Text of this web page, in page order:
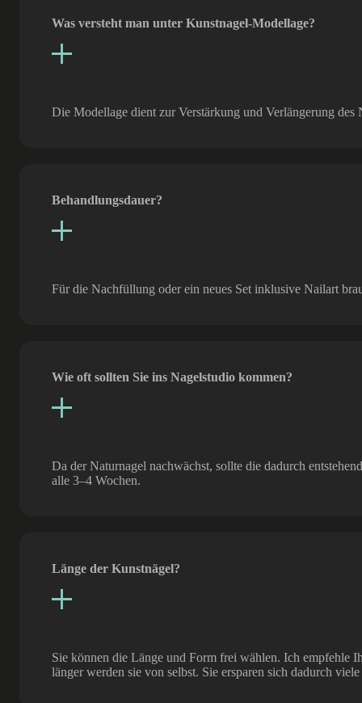
Was versteht man unter Kunstnagel-Modellage?
Die Modellage dient zur Verstärkung und Verlängerung
Behandlungsdauer?
Für die Nachfüllung oder ein neues Set inklusive Nailart
Wie oft sollten Sie ins Nagelstudio kommen?
Da der Naturnagel nachwächst, sollte die dadurch
alle 3–4 Wochen.
Länge der Kunstnägel?
Sie können die Länge und Form frei wählen. Ich empfehle
länger werden sie von selbst. Sie ersparen sich dadurch